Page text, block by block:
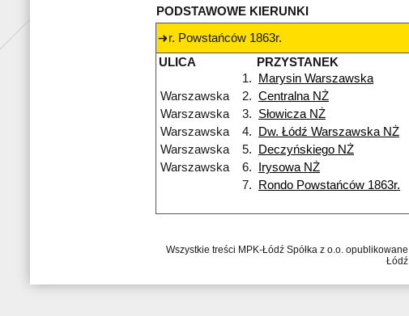
PODSTAWOWE KIERUNKI
r. Powstańców 1863r.
ULICA
PRZYSTANEK
1.
Marysin Warszawska
Warszawska
2. Centralna NŻ
Warszawska
3.
Słowicza NŻ
Warszawska
4. Dw. Łódź Warszawska NŻ
Warszawska
5. Deczyńskiego NŻ
Warszawska
6.
Irysowa NŻ
7.
Rondo Powstańców 1863r.
Wszystkie treści MPK-Łódź Spółka z o.o.